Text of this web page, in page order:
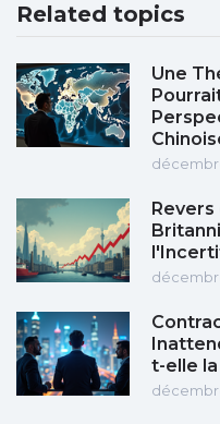
Related topics
Une
t-elle la